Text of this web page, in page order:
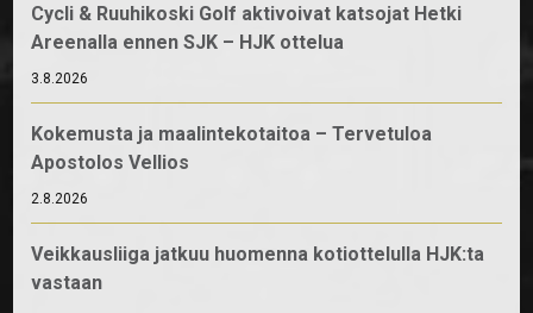
Cycli & Ruuhikoski Golf aktivoivat katsojat Hetki
Areenalla ennen SJK – HJK ottelua
3.8.2026
Kokemusta ja maalintekotaitoa – Tervetuloa
Apostolos Vellios
2.8.2026
Veikkausliiga jatkuu huomenna kotiottelulla HJK:ta
vastaan